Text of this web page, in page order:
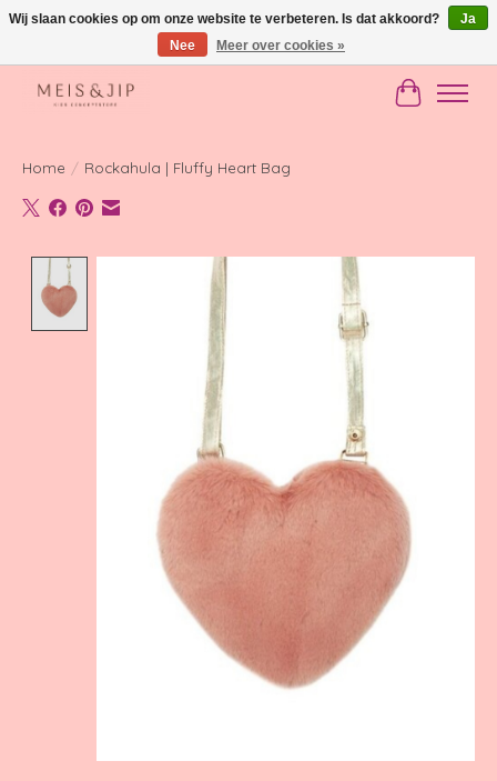
Gratis verzending in NL vanaf €150
Home / Rockahula | Fluffy Heart Bag
Product image slideshow Items
Wij slaan cookies op om onze website te verbeteren. Is dat akkoord?
Ja
Nee
Meer over cookies »